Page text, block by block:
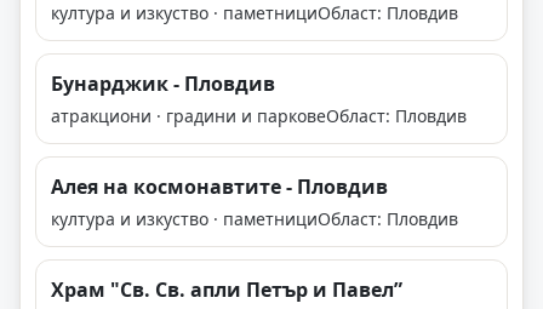
култура и изкуство · паметнициОбласт: Пловдив
Бунарджик - Пловдив
атракциони · градини и парковеОбласт: Пловдив
Алея на космонавтите - Пловдив
култура и изкуство · паметнициОбласт: Пловдив
Храм "Св. Св. апли Петър и Павел”